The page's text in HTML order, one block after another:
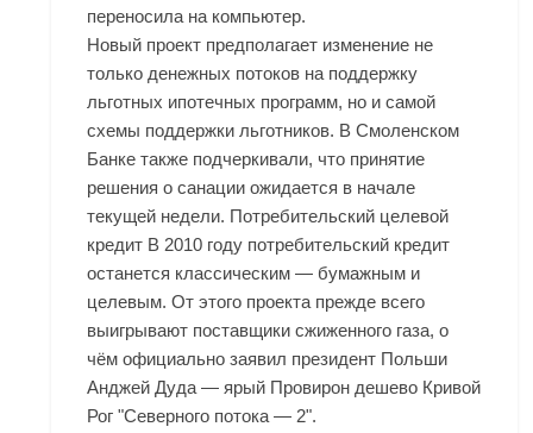
переносила на компьютер.
Новый проект предполагает изменение не
только денежных потоков на поддержку
льготных ипотечных программ, но и самой
схемы поддержки льготников. В Смоленском
Банке также подчеркивали, что принятие
решения о санации ожидается в начале
текущей недели. Потребительский целевой
кредит В 2010 году потребительский кредит
останется классическим — бумажным и
целевым. От этого проекта прежде всего
выигрывают поставщики сжиженного газа, о
чём официально заявил президент Польши
Анджей Дуда — ярый Провирон дешево Кривой
Рог "Северного потока — 2".